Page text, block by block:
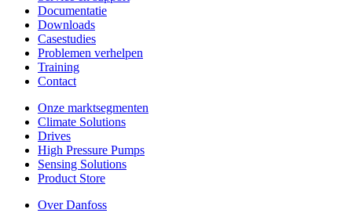
Documentatie
Downloads
Casestudies
Problemen verhelpen
Training
Contact
Onze marktsegmenten
Climate Solutions
Drives
High Pressure Pumps
Sensing Solutions
Product Store
Over Danfoss